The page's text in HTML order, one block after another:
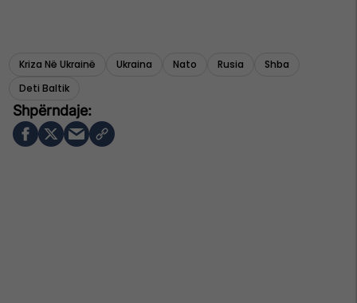
Kriza Në Ukrainë Ukraina Nato Rusia
Shba
Deti Baltik